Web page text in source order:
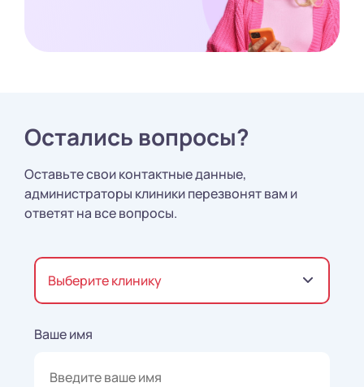
Остались вопросы?
Оставьте свои контактные данные,
администраторы клиники перезвонят вам и
ответят на все вопросы.
Выберите клинику
Ваше имя